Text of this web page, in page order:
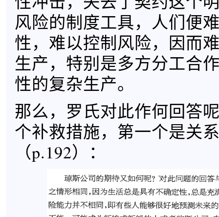
风险的制度工具，人们便
性，难以控制风险，因而
生产，特别是多方分工合
性的复杂生产。
那么，罗氏对此作何回答
个补救措施，第一个是关
（p.192）：